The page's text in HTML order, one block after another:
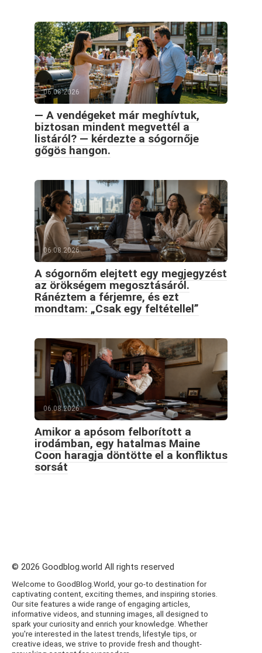
06.08.2026
— A vendégeket már meghívtuk,
biztosan mindent megvettél a
listáról? — kérdezte a sógornője
gőgös hangon.
06.08.2026
A sógornőm elejtett egy megjegyzést
az örökségem megosztásáról.
Ránéztem a férjemre, és ezt
mondtam: „Csak egy feltétellel”
06.08.2026
Amikor a apósom felborított a
irodámban, egy hatalmas Maine
Coon haragja döntötte el a konfliktus
sorsát
© 2026 Goodblog.world All rights reserved
Welcome to GoodBlog.World, your go-to destination for
captivating content, exciting themes, and inspiring stories.
Our site features a wide range of engaging articles,
informative videos, and stunning images, all designed to
spark your curiosity and enrich your knowledge. Whether
you're interested in the latest trends, lifestyle tips, or
creative ideas, we strive to provide fresh and thought-